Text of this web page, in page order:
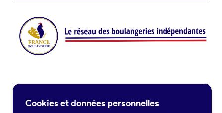
Je crée mon compte
Cookies et données personnelles